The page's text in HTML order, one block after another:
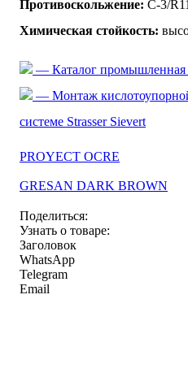
Противоскольжение: C-3/
Химическая стойкость:
— Каталог промышленная
— Монтаж
системе Strasser Sievert
PROYECT OCRE
GRESAN DARK BROWN
Поделиться:
Узнать о товаре:
Заголовок
WhatsApp
Telegram
Email